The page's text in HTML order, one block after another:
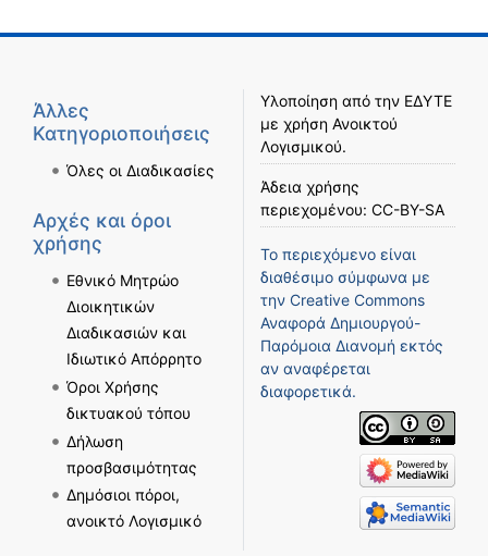
Άλλες
Κατηγοριοποιήσεις
Όλες οι Διαδικασίες
Αρχές και όροι
χρήσης
Εθνικό Μητρώο
Διοικητικών
Διαδικασιών και
Ιδιωτικό Απόρρητο
Όροι Χρήσης
δικτυακού τόπου
Δήλωση
προσβασιμότητας
Δημόσιοι πόροι,
ανοικτό Λογισμικό
Υλοποίηση από την ΕΔΥΤΕ
με χρήση Ανοικτού
Λογισμικού.
Άδεια χρήσης
περιεχομένου: CC-BY-SA
Το περιεχόμενο είναι
διαθέσιμο σύμφωνα με
την Creative Commons
Αναφορά Δημιουργού-
Παρόμοια Διανομή εκτός
αν αναφέρεται
διαφορετικά.